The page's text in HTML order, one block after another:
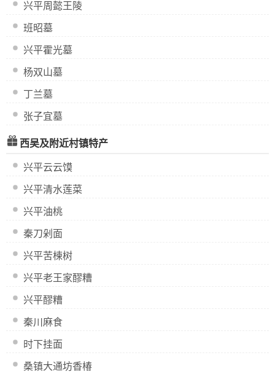
兴平周懿王陵
班昭墓
兴平霍光墓
杨双山墓
丁兰墓
张子宜墓
西吴及附近村镇特产
兴平云云馍
兴平清水莲菜
兴平油桃
秦刀剁面
兴平苦楝树
兴平老王家醪糟
兴平醪糟
秦川麻食
时下挂面
桑镇大通坊香椿